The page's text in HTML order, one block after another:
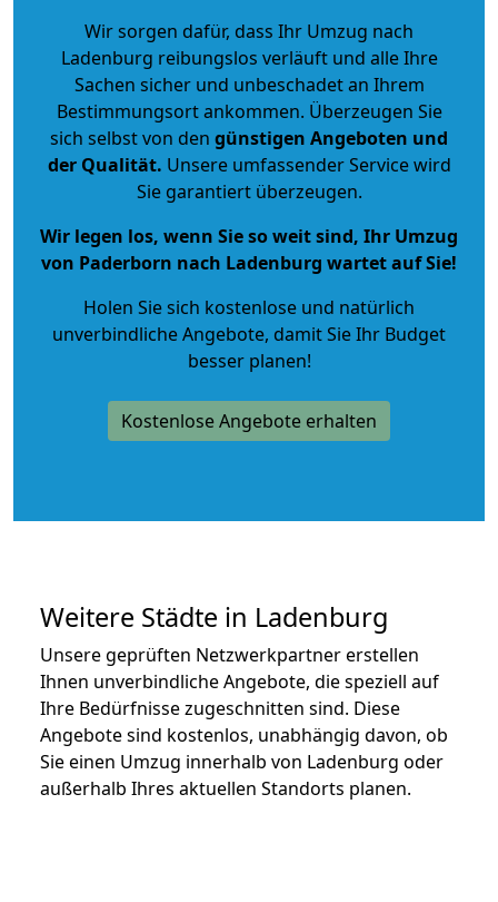
Wir sorgen dafür, dass Ihr Umzug nach
Ladenburg reibungslos verläuft und alle Ihre
Sachen sicher und unbeschadet an Ihrem
Bestimmungsort ankommen. Überzeugen Sie
sich selbst von den günstigen Angeboten und
der Qualität. Unsere umfassender Service wird
Sie garantiert überzeugen.
Wir legen los, wenn Sie so weit sind, Ihr Umzug
von Paderborn nach Ladenburg wartet auf Sie!
Holen Sie sich kostenlose und natürlich
unverbindliche Angebote, damit Sie Ihr Budget
besser planen!
Kostenlose Angebote erhalten
Weitere Städte in Ladenburg
Unsere geprüften Netzwerkpartner erstellen
Ihnen unverbindliche Angebote, die speziell auf
Ihre Bedürfnisse zugeschnitten sind. Diese
Angebote sind kostenlos, unabhängig davon, ob
Sie einen Umzug innerhalb von Ladenburg oder
außerhalb Ihres aktuellen Standorts planen.